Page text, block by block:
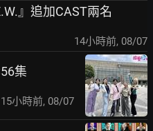
』追加CAST兩名
14小時前, 08/07
集
15小時前, 08/07